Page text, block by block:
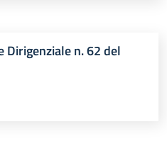
Dirigenziale n. 62 del